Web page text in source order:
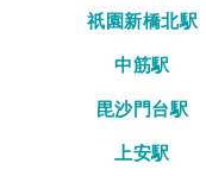
祇園新橋北駅
中筋駅
毘沙門台駅
上安駅